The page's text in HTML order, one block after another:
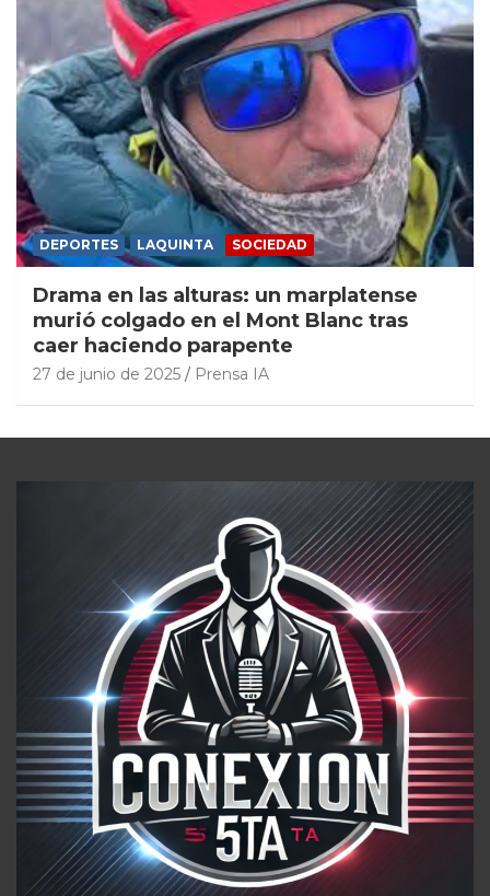
DEPORTES LAQUINTA SOCIEDAD
Drama en las alturas: un marplatense
murió colgado en el Mont Blanc tras
caer haciendo parapente
27 de junio de 2025 Prensa IA